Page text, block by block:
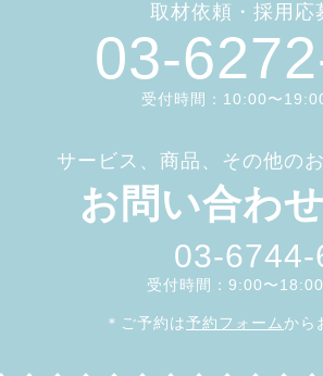
取材依頼・採用応
03-
受付時間：10:00〜
サービス、商品、その他の
お問い合わ
03-6744-
受付時間：9:00〜18:00
＊ご予約は予約フォーム から